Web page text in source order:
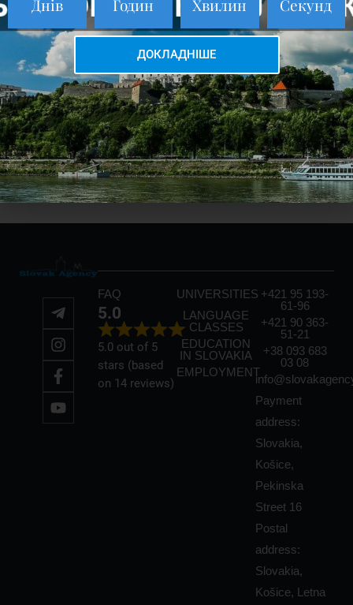
A
l
e
FAQ
5.0
5.0 out of 5
stars (based
on 14 reviews)
UNIVERSITIES
LANGUAGE
CLASSES
EDUCATION
IN SLOVAKIA
EMPLOYMENT
+421 95 193-
61-96
+421 90 363-
51-21
+38 093 683
03 08
Payment
address:
Slovakia,
Košice,
Pekinska
Street 16
Postal
address:
Slovakia,
Košice, Letna
Днів Годин Хвилин Секунд
ДОКЛАДНІШЕ